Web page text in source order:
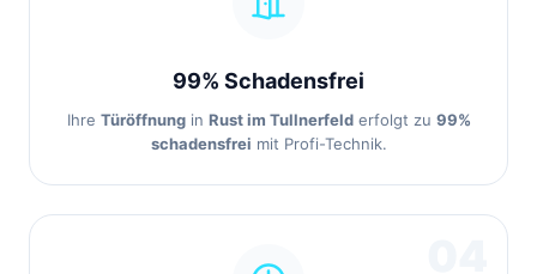
99% Schadensfrei
Ihre Türöffnungin Rust im Tullnerfelderfolgt zu 99%
schadensfrei mit Profi-Technik.